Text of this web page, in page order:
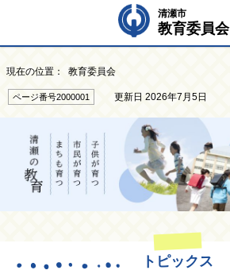
清瀬市
教育委員会
現在の位置： 教育委員会
ページ番号2000001 更新日 2026年7月5日
トピックス